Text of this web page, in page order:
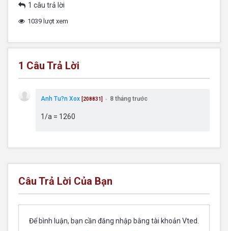
1 câu trả lời
1039 lượt xem
1 Câu Trả Lời
Anh Tu?n Xox [208831] ● 8 tháng trước
1/a = 1260
Câu Trả Lời Của Bạn
Để bình luận, bạn cần đăng nhập bằng tài khoản Vted.